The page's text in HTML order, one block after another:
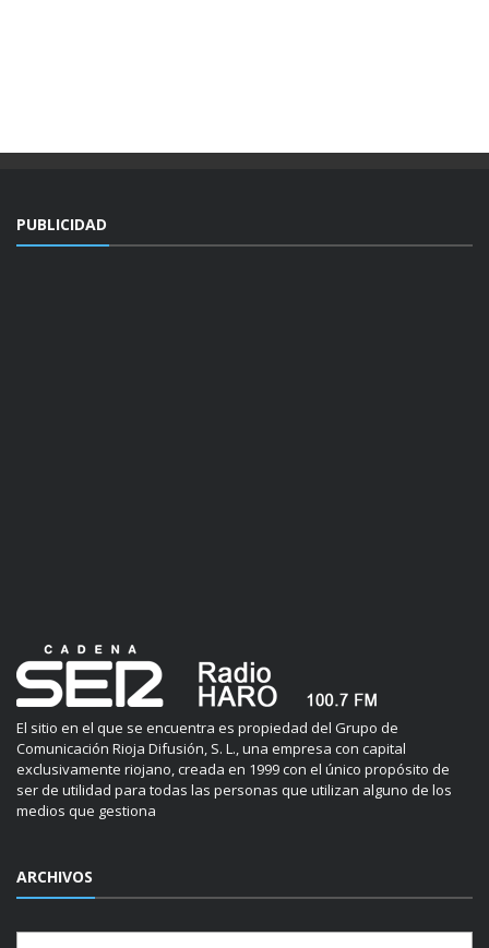
PUBLICIDAD
El sitio en el que se encuentra es propiedad del Grupo de
Comunicación Rioja Difusión, S. L., una empresa con capital
exclusivamente riojano, creada en 1999 con el único propósito de
ser de utilidad para todas las personas que utilizan alguno de los
medios que gestiona
ARCHIVOS